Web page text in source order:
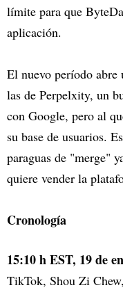
límite para que
aplicación.
El nuevo período abre
las de Perpelxity, un
con Google, pero al
su base de usuarios.
paraguas de "merge"
quiere vender la
Cronología
15:10 h EST, 19 de
TikTok, Shou Zi